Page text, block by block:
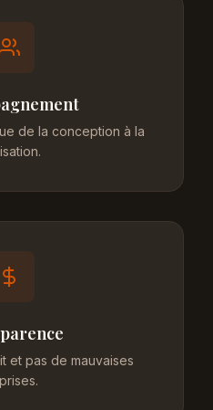
de la conception à la
et pas de mauvaises